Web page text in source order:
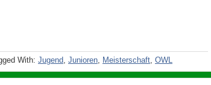
With: Jugend, Junioren, Meisterschaft, OWL